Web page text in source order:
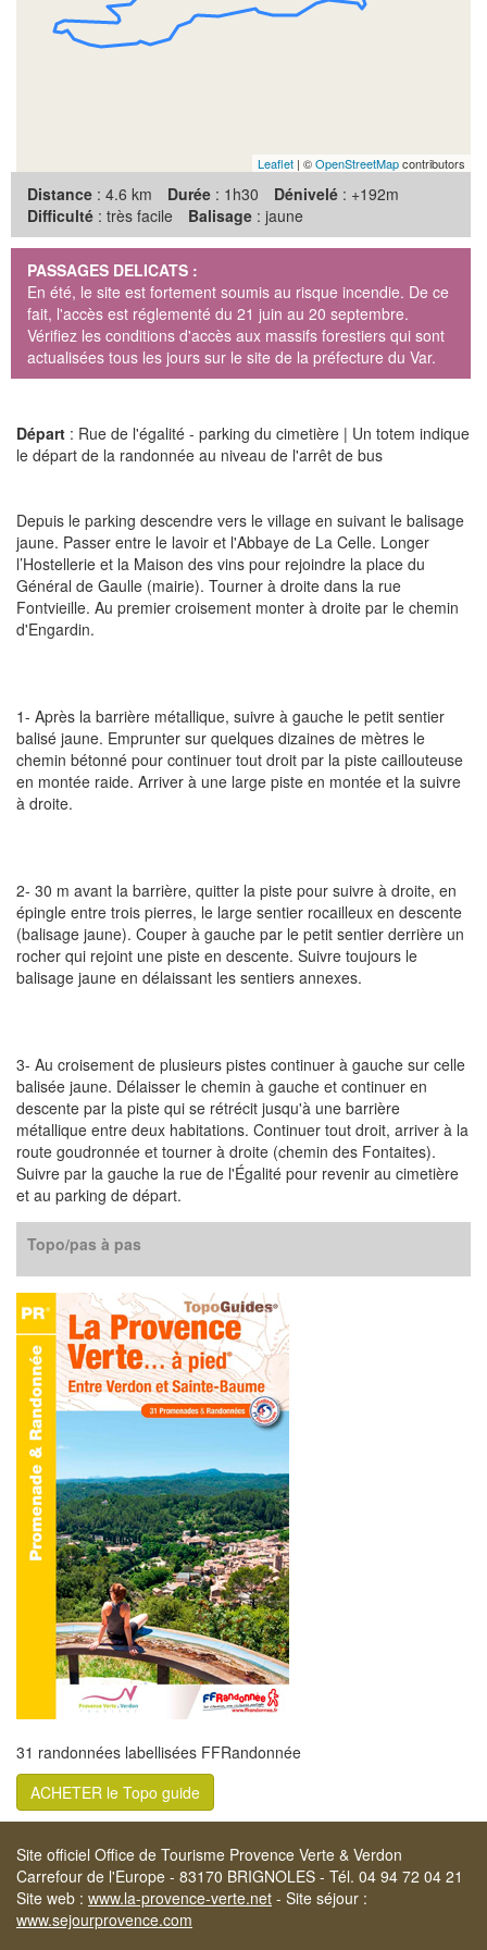
Leaflet | ©OpenStreetMapcontributors
Distance : 4.6 km Durée : 1h30 Dénivelé : +192m
Difficulté : très facile Balisage : jaune
PASSAGES DELICATS :
En été, le site est fortement soumis au risque incendie. De ce
fait, l'accès est réglementé du 21 juin au 20 septembre.
Vérifiez les conditions d'accès aux massifs forestiers qui sont
actualisées tous les jours sur le site de la préfecture du Var.
Départ : Rue de l'égalité - parking du cimetière | Un totem indique
le départ de la randonnée au niveau de l'arrêt de bus
Depuis le parking descendre vers le village en suivant le balisage
jaune. Passer entre le lavoir et l'Abbaye de La Celle. Longer
l’Hostellerie et la Maison des vins pour rejoindre la place du
Général de Gaulle (mairie). Tourner à droite dans la rue
Fontvieille. Au premier croisement monter à droite par le chemin
d'Engardin.
1- Après la barrière métallique, suivre à gauche le petit sentier
balisé jaune. Emprunter sur quelques dizaines de mètres le
chemin bétonné pour continuer tout droit par la piste caillouteuse
en montée raide. Arriver à une large piste en montée et la suivre
à droite.
2- 30 m avant la barrière, quitter la piste pour suivre à droite, en
épingle entre trois pierres, le large sentier rocailleux en descente
(balisage jaune). Couper à gauche par le petit sentier derrière un
rocher qui rejoint une piste en descente. Suivre toujours le
balisage jaune en délaissant les sentiers annexes.
3- Au croisement de plusieurs pistes continuer à gauche sur celle
balisée jaune. Délaisser le chemin à gauche et continuer en
descente par la piste qui se rétrécit jusqu'à une barrière
métallique entre deux habitations. Continuer tout droit, arriver à la
route goudronnée et tourner à droite (chemin des Fontaites).
Suivre par la gauche la rue de l'Égalité pour revenir au cimetière
et au parking de départ.
Topo/pas à pas
31 randonnées labellisées FFRandonnée
ACHETER le Topo guide
Site officiel Office de Tourisme Provence Verte & Verdon
Carrefour de l'Europe - 83170 BRIGNOLES - Tél. 04 94 72 04 21
Site web : www.la-provence-verte.net - Site séjour :
www.sejourprovence.com